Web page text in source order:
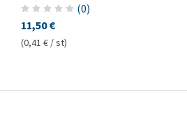
(0)
11,50 €
(0,41 € / st)